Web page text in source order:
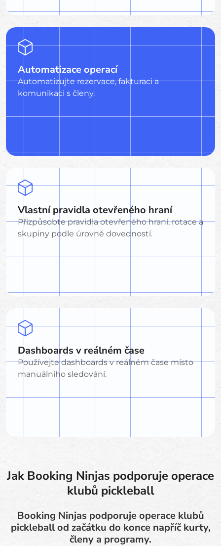
Automatizace operací
Automatizujte rezervace, fakturaci a
komunikaci s členy.
Vlastní pravidla otevřeného hraní
Přizpůsobte pravidla otevřeného hraní, rotace a
skupiny podle úrovně dovedností.
Dashboards v reálném čase
Používejte dashboards v reálném čase místo
manuálního sledování.
Jak Booking Ninjas podporuje operace
klubů pickleball
Booking Ninjas podporuje operace klubů
pickleball od začátku do konce napříč kurty,
členy a programy.